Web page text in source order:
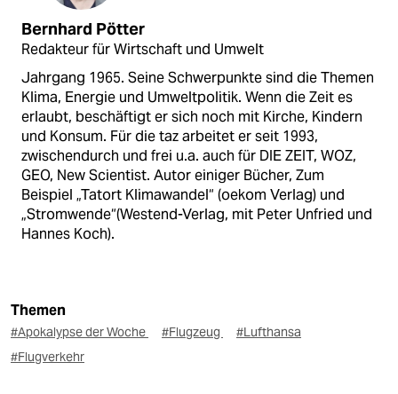
Bernhard Pötter
Redakteur für Wirtschaft und Umwelt
Jahrgang 1965. Seine Schwerpunkte sind die Themen
Klima, Energie und Umweltpolitik. Wenn die Zeit es
erlaubt, beschäftigt er sich noch mit Kirche, Kindern
und Konsum. Für die taz arbeitet er seit 1993,
zwischendurch und frei u.a. auch für DIE ZEIT, WOZ,
GEO, New Scientist. Autor einiger Bücher, Zum
Beispiel „Tatort Klimawandel“ (oekom Verlag) und
„Stromwende“(Westend-Verlag, mit Peter Unfried und
Hannes Koch).
Themen
#Apokalypse der Woche #Flugzeug
#Lufthansa
#Flugverkehr